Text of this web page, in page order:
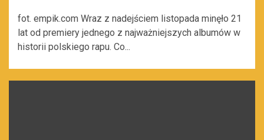
fot. empik.com Wraz z nadejściem listopada minęło 21
lat od premiery jednego z najważniejszych albumów w
historii polskiego rapu. Co...